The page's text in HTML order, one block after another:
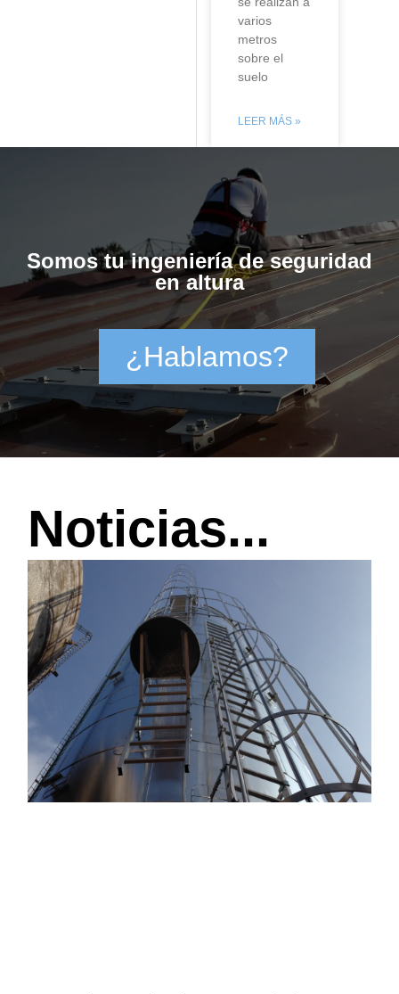
varios
metros
sobre el
suelo
LEER MÁS »
Somos tu ingeniería de seguridad
en altura
¿Hablamos?
Noticias...